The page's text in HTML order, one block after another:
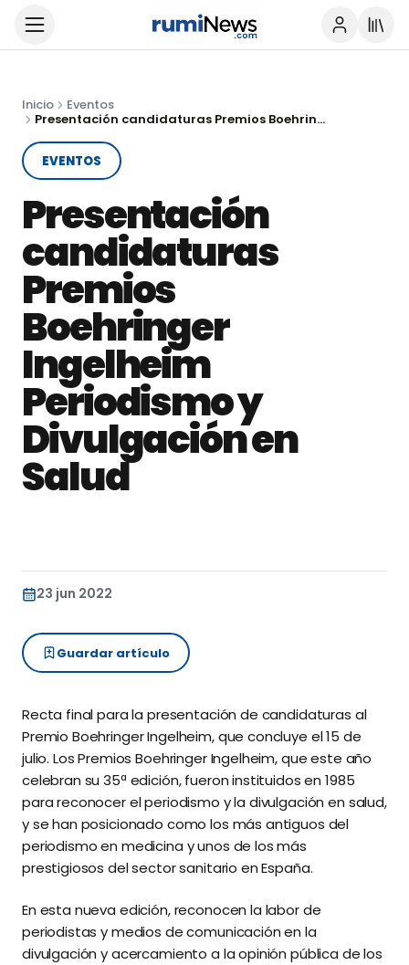
Inicio
Eventos
Presentación candidaturas Premios Boehringer Ingelheim Periodismo y Divulgación en Salud
EVENTOS
Presentación
candidaturas
Premios
Boehringer
Ingelheim
Periodismo y
Divulgación en
Salud
23 jun 2022
Guardar artículo
Recta final para la presentación de candidaturas al
Premio Boehringer Ingelheim, que concluye el 15 de
julio. Los Premios Boehringer Ingelheim, que este año
celebran su 35ª edición, fueron instituidos en 1985
para reconocer el periodismo y la divulgación en salud,
y se han posicionado como los más antiguos del
periodismo en medicina y unos de los más
prestigiosos del sector sanitario en España.
En esta nueva edición, reconocen la labor de
periodistas y medios de comunicación en la
divulgación y acercamiento a la opinión pública de los